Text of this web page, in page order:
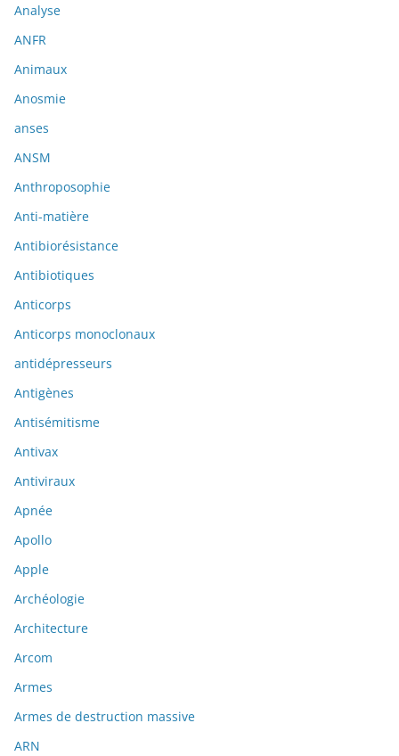
Analyse
ANFR
Animaux
Anosmie
anses
ANSM
Anthroposophie
Anti-matière
Antibiorésistance
Antibiotiques
Anticorps
Anticorps monoclonaux
antidépresseurs
Antigènes
Antisémitisme
Antivax
Antiviraux
Apnée
Apollo
Apple
Archéologie
Architecture
Arcom
Armes
Armes de destruction massive
ARN